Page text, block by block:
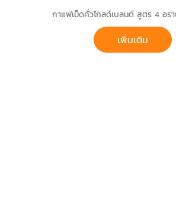
กาแฟเม็ดคั่วโกลด์เบลนด์ สูตร 4 อร
เพิ่มเติม